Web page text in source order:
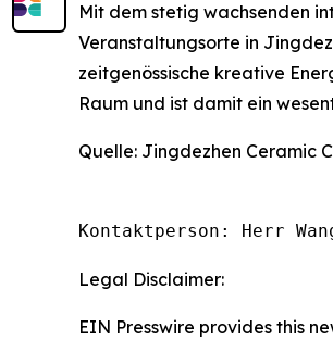
Mit dem stetig wachsenden
Veranstaltungsorte in
zeitgenössische kreative
Raum und ist damit ein
Quelle: Jingdezhen Ceramic
Kontaktperson: Herr
Legal Disclaimer:
EIN Presswire provides this